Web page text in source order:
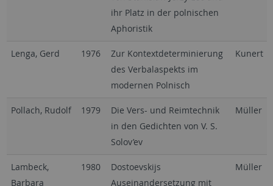
ihr Platz in der polnischen
Aphoristik
Lenga, Gerd 1976
Zur Kontextdeterminierung
des Verbalaspekts im
modernen Polnisch
Kunert
Pollach, Rudolf 1979
Die Vers- und Reimtechnik
in den Gedichten von V. S.
Solov’ev
Müller
Lambeck,
Barbara
1980
Dostoevskijs
Auseinandersetzung mit
Müller